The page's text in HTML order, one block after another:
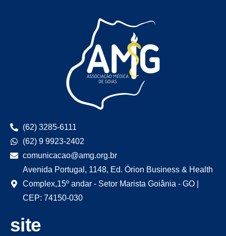
(62) 3285-6111
(62) 9 9923-2402
comunicacao@amg.org.br
Avenida Portugal, 1148, Ed. Órion Business & Health
Complex,15º andar - Setor Marista Goiânia - GO |
CEP: 74150-030
site